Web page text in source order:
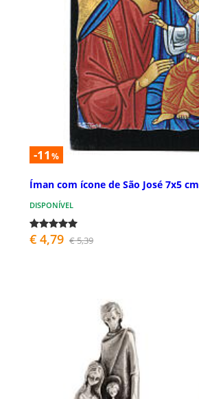
-11 %
Íman com ícone de São José 7x5 cm
DISPONÍVEL
€ 4,79 € 5,39